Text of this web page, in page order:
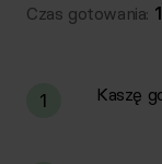
Czas gotowania:
1 Kaszę